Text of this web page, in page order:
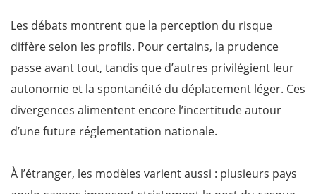
Les débats montrent que la perception du risque
diffère selon les profils. Pour certains, la prudence
passe avant tout, tandis que d’autres privilégient leur
autonomie et la spontanéité du déplacement léger. Ces
divergences alimentent encore l’incertitude autour
d’une future réglementation nationale.
À l’étranger, les modèles varient aussi : plusieurs pays